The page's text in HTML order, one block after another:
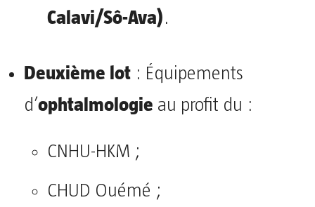
Calavi/Sô-Ava).
Deuxième lot: Équipements
d’ophtalmologie au profit du :
CNHU-HKM ;
CHUD Ouémé ;